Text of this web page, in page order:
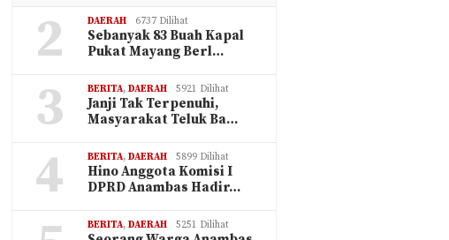
2 DAERAH 6737 Dilihat
Sebanyak 83 Buah Kapal
Pukat Mayang Berl…
3 BERITA,DAERAH 5921 Dilihat
Janji Tak Terpenuhi,
Masyarakat Teluk Ba…
4 BERITA,DAERAH 5899 Dilihat
Hino Anggota Komisi I
DPRD Anambas Hadir…
BERITA,DAERAH 5251 Dilihat